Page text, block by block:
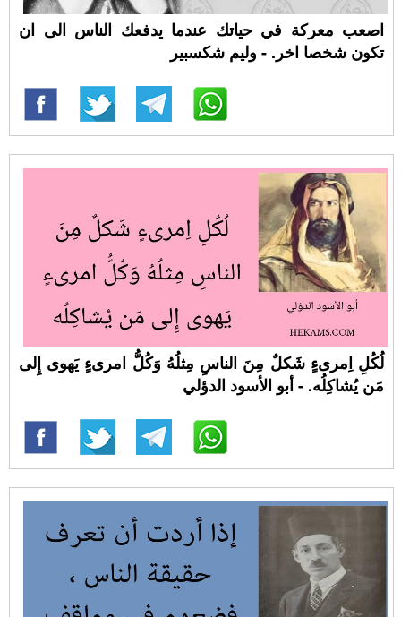
اصعب معركة في حياتك عندما يدفعك الناس الى ان
تكون شخصا اخر. - وليم شكسبير
لُكُلِ اِمرىءٍ شَكلٌ مِنَ الناسِ مِثلُهُ وَكُلُّ امرىءٍ يَهوى إِلى
مَن يُشاكِلُه. - أبو الأسود الدؤلي